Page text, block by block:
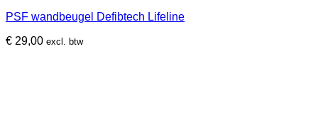
PSF wandbeugel Defibtech Lifeline
€ 29,00 excl. btw